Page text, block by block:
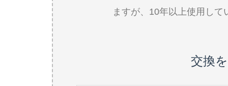
ますが、10年以上使用し
交換